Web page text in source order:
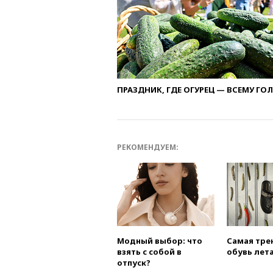
ПРАЗДНИК, ГДЕ ОГУРЕЦ — ВСЕМУ
РЕКОМЕНДУЕМ:
Модный выбор: что
взять с собой в
отпуск?
Самая
обувь